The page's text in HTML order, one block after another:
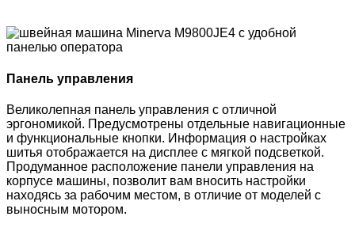
Панель управления
Великолепная панель управления с отличной
эргономикой. Предусмотрены отдельные навигационные
и функциональные кнопки. Информация о настройках
шитья отображается на дисплее с мягкой подсветкой.
Продуманное расположение панели управления на
корпусе машины, позволит вам вносить настройки
находясь за рабочим местом, в отличие от моделей с
выносным мотором.